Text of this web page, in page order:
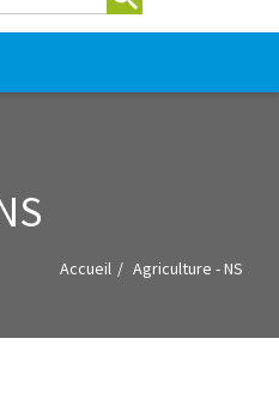
de recherche
Accueil Agriculture - NS